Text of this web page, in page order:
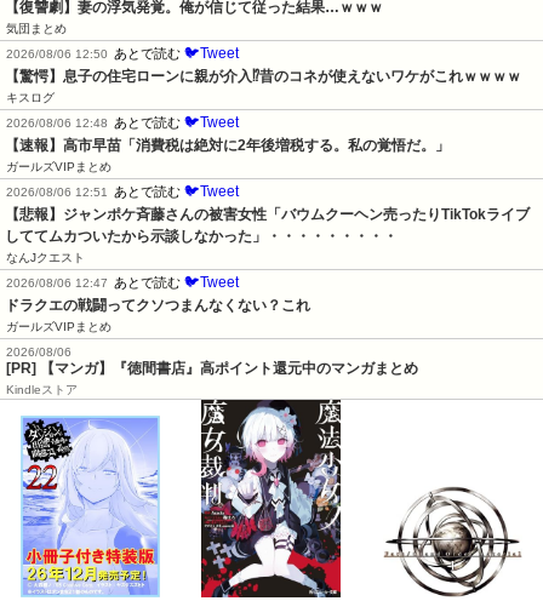
【復讐劇】妻の浮気発覚。俺が信じて従った結果…ｗｗｗ
気団まとめ
2026/08/06 12:50
あとで読む 🐦Tweet
【驚愕】息子の住宅ローンに親が介入⁉昔のコネが使えないワケがこれｗｗｗｗ
キスログ
2026/08/06 12:48
あとで読む 🐦Tweet
【速報】高市早苗「消費税は絶対に2年後増税する。私の覚悟だ。」
ガールズVIPまとめ
2026/08/06 12:51
あとで読む 🐦Tweet
【悲報】ジャンポケ斉藤さんの被害女性「バウムクーヘン売ったりTikTokライブ
しててムカついたから示談しなかった」・・・・・・・・・
なんJクエスト
2026/08/06 12:47
あとで読む 🐦Tweet
ドラクエの戦闘ってクソつまんなくない？これ
ガールズVIPまとめ
2026/08/06
[PR] 【マンガ】『徳間書店』高ポイント還元中のマンガまとめ
Kindleストア